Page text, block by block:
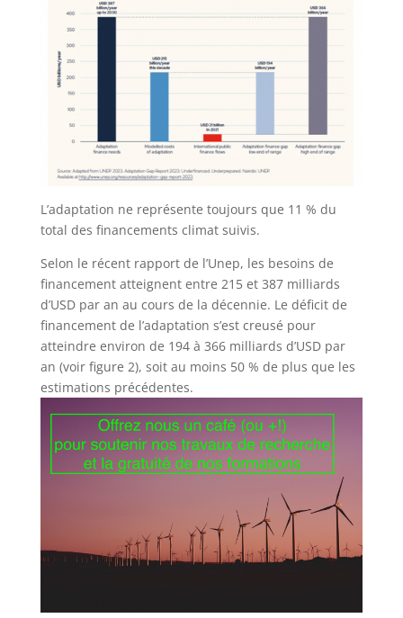
L’adaptation ne représente toujours que 11 % du
total des financements climat suivis.
Selon le récent rapport de l’Unep, les besoins de
financement atteignent entre 215 et 387 milliards
d’USD par an au cours de la décennie. Le déficit de
financement de l’adaptation s’est creusé pour
atteindre environ de 194 à 366 milliards d’USD par
an (voir figure 2), soit au moins 50 % de plus que les
estimations précédentes.